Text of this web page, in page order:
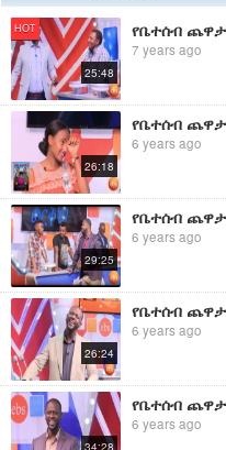
HOT
25:48
7 years ago
26:18
6 years ago
29:25
6 years ago
26:24
6 years ago
34:28
6 years ago